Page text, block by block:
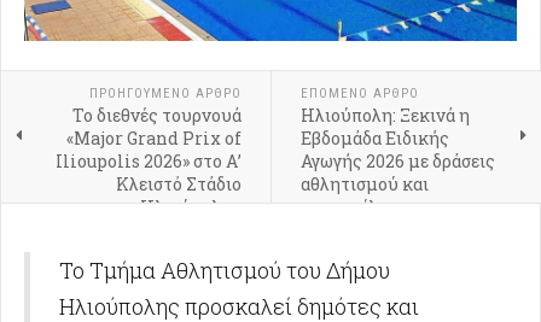
ΠΡΟΗΓΟΎΜΕΝΟ ΑΡΘΡΟ
Το διεθνές τουρνουά
«Major Grand Prix of
Ilioupolis 2026» στο Α’
Κλειστό Στάδιο
Ηλιούπολης
ΕΠΟΜΕΝΟ ΑΡΘΡΟ
Ηλιούπολη: Ξεκινά η
Εβδομάδα Ειδικής
Αγωγής 2026 με δράσεις
αθλητισμού και
συμπερίληψης
Το Τμήμα Αθλητισμού του Δήμου
Ηλιούπολης προσκαλεί δημότες και